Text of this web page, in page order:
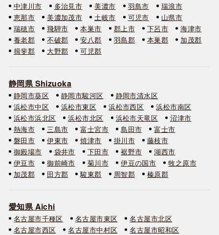
中津川市
多治見市 美濃市 羽島市
瑞浪市
恵那市
美濃加茂市 土岐市 可児市
山県市
瑞穂市
飛騨市 本巣市 郡上市 下呂市
海津市
養老郡
不破郡 安八郡 羽島郡 本巣郡
加茂郡
揖斐郡
大野郡 可児郡
静岡県 Shizuoka
静岡市葵区 静岡市駿河区
静岡市清水区
浜松市中区
浜松市東区 浜松市西区
浜松市南区
浜松市浜北区
浜松市北区 浜松市天竜区
沼津市
熱海市
三島市 富士宮市 島田市
富士市
磐田市
伊東市 焼津市 掛川市
藤枝市
御殿場市
袋井市 下田市 裾野市
湖西市
伊豆市
御前崎市 菊川市 伊豆の国市
牧之原市
加茂郡
田方郡 駿東郡 周智郡 榛原郡
愛知県 Aichi
名古屋市千種区 名古屋市東区
名古屋市北区
名古屋市西区
名古屋市中村区
名古屋市昭和区